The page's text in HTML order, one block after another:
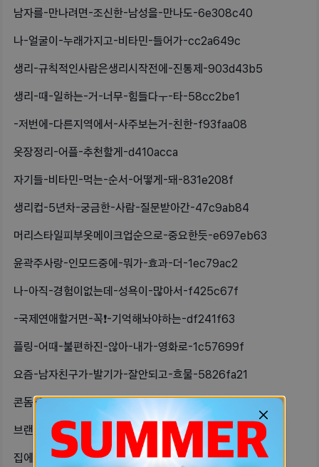
남자를-만나려면-조신한-남성을-만나도-6e308c40
나-얼굴이-누래가지고-비타민-들어가-cc2a649c
생리-규칙적인사람은생리시작전에-진통제-903d43b5
생리-때-일하는-거-너무-힘들다ㅜ-타-58cc2be1
-저번에-다른지역에서-사주보는거-친한-f93faa08
옷장정리-어플-추천할게-d410acca
자기들-비타민-먹는-순서-어떻게-돼-831e208f
생리컵-5년차-궁금한-사람-질문받아간-47c9ab84
머리스타일피부옷메이크업순으로-중요한듯-e697eb63
윤곽주사랑-인모드중에-뭐가-효과-더-1ec79ac2
나-아직-경험이없는데-성욕이-많아서-f425c67f
-국제연애할거면-꼭❗️-기억해놔야하는-df241f63
플링-어때-불편하진-않아-내가-영화로-1c57699f
요즘-남자친구가-발기가-잘안되고-흐물-5826fa21
콘돔-들고다니기-애매했는데아주-좋은-70203ccd
브랜드별-파데쿠션-호수-뭐살지-고민될-72f60882
집에서-투썸-아이스박스-만들기🍰내-최-75238c35